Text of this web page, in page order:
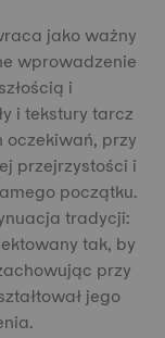
jako ważny
wprowadzenie
i
i tekstury tarcz
oczekiwań, przy
przejrzystości i
początku.
tradycji:
tak, by
przy
jego